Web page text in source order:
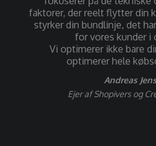
faktorer, der reelt flytter din
styrker din bundlinje, det
for vores kunder i
Vi optimerer ikke bare
optimerer hele
Andreas
Ejer af Shopivers og